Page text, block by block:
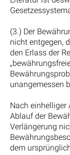
(3.) Der
nicht entgegen,
den Erlass der
unangemessen
Nach einhelliger
Ablauf der
Verlängerung
dem